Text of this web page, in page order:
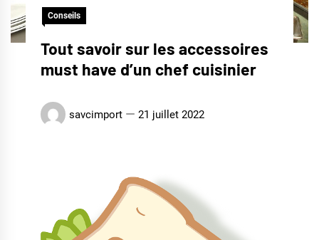
Conseils
Tout savoir sur les accessoires
must have d’un chef cuisinier
savcimport 21 juillet 2022